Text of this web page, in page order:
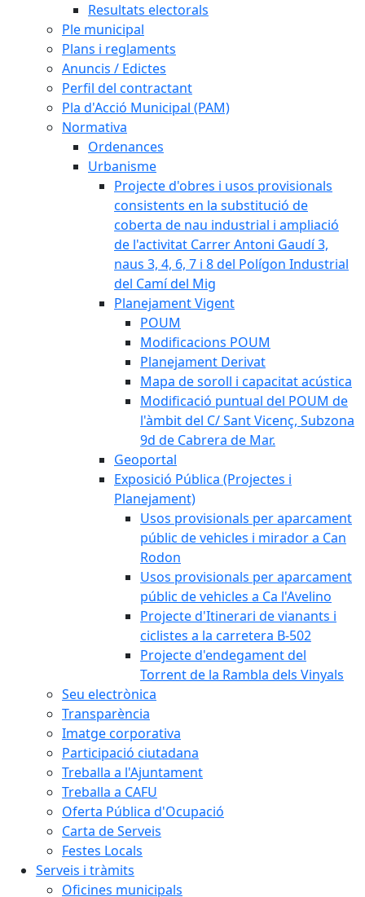
Resultats electorals
Ple municipal
Plans i reglaments
Anuncis / Edictes
Perfil del contractant
Pla d'Acció Municipal (PAM)
Normativa
Ordenances
Urbanisme
Projecte d'obres i usos provisionals
consistents en la substitució de
coberta de nau industrial i ampliació
de l'activitat Carrer Antoni Gaudí 3,
naus 3, 4, 6, 7 i 8 del Polígon Industrial
del Camí del Mig
Planejament Vigent
POUM
Modificacions POUM
Planejament Derivat
Mapa de soroll i capacitat acústica
Modificació puntual del POUM de
l'àmbit del C/ Sant Vicenç, Subzona
9d de Cabrera de Mar.
Geoportal
Exposició Pública (Projectes i
Planejament)
Usos provisionals per aparcament
públic de vehicles i mirador a Can
Rodon
Usos provisionals per aparcament
públic de vehicles a Ca l'Avelino
Projecte d'Itinerari de vianants i
ciclistes a la carretera B-502
Projecte d'endegament del
Torrent de la Rambla dels Vinyals
Seu electrònica
Transparència
Imatge corporativa
Participació ciutadana
Treballa a l'Ajuntament
Treballa a CAFU
Oferta Pública d'Ocupació
Carta de Serveis
Festes Locals
Serveis i tràmits
Oficines municipals